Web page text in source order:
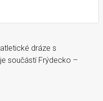
dráze s
součástí Frýdecko –